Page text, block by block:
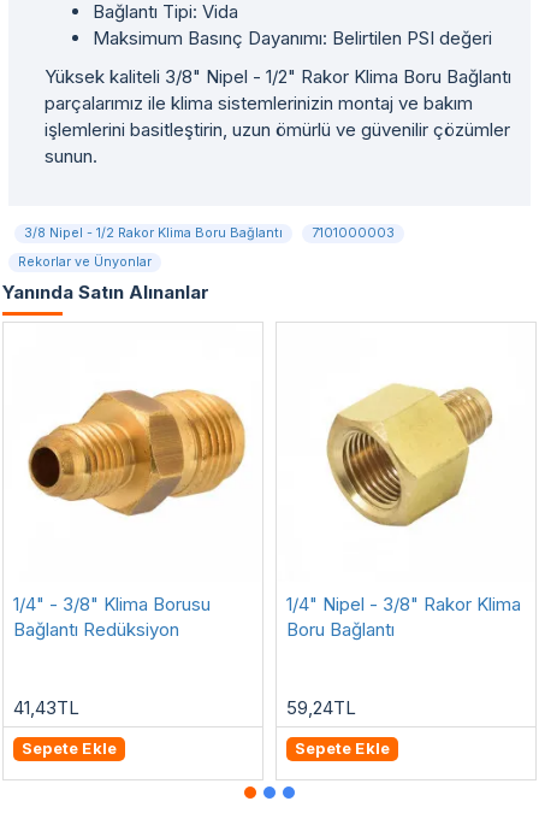
Bağlantı Tipi: Vida
Maksimum Basınç Dayanımı: Belirtilen PSI değeri
Yüksek kaliteli 3/8" Nipel - 1/2" Rakor Klima Boru Bağlantı
parçalarımız ile klima sistemlerinizin montaj ve bakım
işlemlerini basitleştirin, uzun ömürlü ve güvenilir çözümler
sunun.
3/8 Nipel - 1/2 Rakor Klima Boru Bağlantı
7101000003
Rekorlar ve Ünyonlar
Yanında Satın Alınanlar
1/4" - 3/8" Klima Borusu
Bağlantı Redüksiyon
41,43TL
Sepete Ekle
1/4" Nipel - 3/8" Rakor Klima
Boru Bağlantı
59,24TL
Sepete Ekle